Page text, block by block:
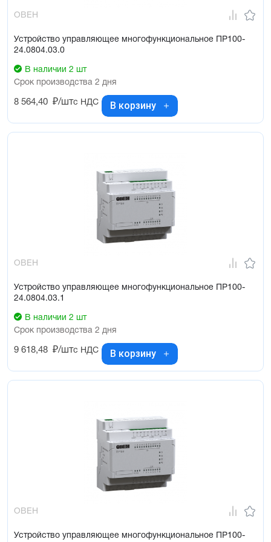
ОВЕН
Устройство управляющее многофункциональное ПР100-
24.0804.03.0
В наличии 2 шт
Срок производства 2 дня
8 564,40 ₽/штс НДС В корзину
ОВЕН
Устройство управляющее многофункциональное ПР100-
24.0804.03.1
В наличии 2 шт
Срок производства 2 дня
9 618,48 ₽/штс НДС В корзину
ОВЕН
Устройство управляющее многофункциональное ПР100-